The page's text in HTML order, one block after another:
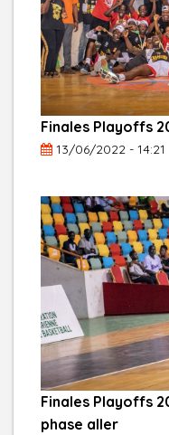
Finales Playoffs
13/06/2022 - 14:21
Finales Playoffs
phase aller